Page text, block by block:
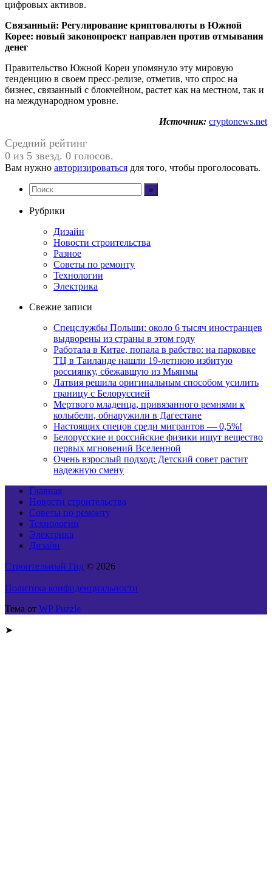
цифровых активов.
Связанный: Регулирование криптовалюты в Южной
Корее: новый законопроект направлен против отмывания
денег
Правительство Южной Кореи упомянуло эту мировую
тенденцию в своем пресс-релизе, отметив, что спрос на
бизнес, связанный с блокчейном, растет как на местном, так и
на международном уровне.
Источник: cryptonews.net
Средний рейтинг
0 из 5 звезд. 0 голосов.
Вам нужно авторизироваться для того, чтобы проголосовать.
Рубрики
Дизайн
Новости строительства
Разное
Советы по ремонту
Технологии
Электрика
Свежие записи
Спецслужбы Польши: около 6 тысяч иностранцев
выдворены из страны в этом году
Работала в Китае, попала в рабство: на парковке
ТЦ в Таиланде нашли 19-летнюю избитую
россиянку, сбежавшую из Мьянмы
Латвия решила оригинальным способом усилить
границу с Белоруссией
Мертвого младенца, привязанного ремнями к
колыбели, обнаружили в Дагестане
Настоящих спецов среди мигрантов — 0,5%!
Белорусские и российские физики ищут вещество
первых мгновений Вселенной
Очень взрослый подход: Детский совет растит
надежную смену
Главная
Новости строительства
Советы по ремонту
Технологии
Электрика
Дизайн
Строительный Гид © 2026
Политика конфиденциальности
Тема от WP Puzzle
➤